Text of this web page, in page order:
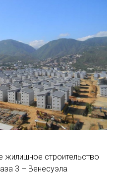
жилищное строительство
3 – Венесуэла